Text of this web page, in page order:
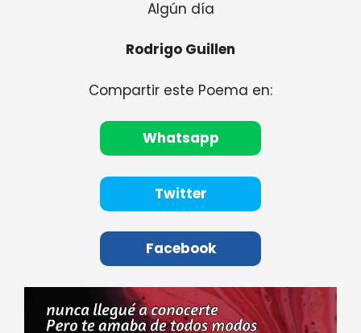
Algún día
Rodrigo Guillen
Compartir este Poema en:
Whatsapp
Twitter
Facebook